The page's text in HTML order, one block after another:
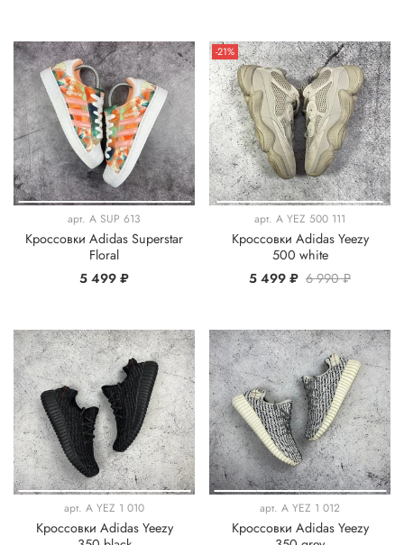
арт. A SUP 613
Кроссовки Adidas Superstar
Floral
5 499 ₽
-21%
арт. A YEZ 500 111
Кроссовки Adidas Yeezy
500 white
5 499 ₽ 6 990 ₽
арт. A YEZ 1 010
Кроссовки Adidas Yeezy
арт. A YEZ 1 012
Кроссовки Adidas Yeezy